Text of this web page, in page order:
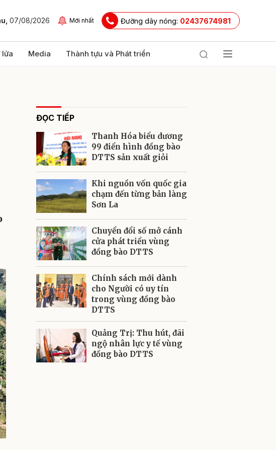
07/08/2026 Mới nhất Đường dây nóng: 02437674981
lửa Media Thành tựu và Phát triển
ĐỌC TIẾP
Thanh Hóa biểu dương
99 điển hình đồng bào
DTTS sản xuất giỏi
Khi nguồn vốn quốc gia
chạm đến từng bản làng
Sơn La
Chuyển đổi số mở cánh
cửa phát triển vùng
đồng bào DTTS
Chính sách mới dành
cho Người có uy tín
trong vùng đồng bào
DTTS
Quảng Trị: Thu hút, đãi
ngộ nhân lực y tế vùng
đồng bào DTTS
Gửi